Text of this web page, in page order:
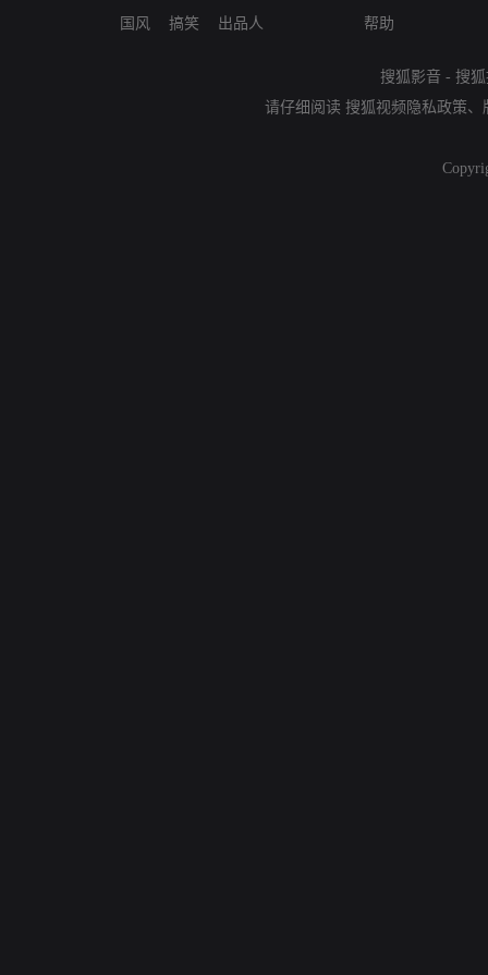
国风
搞笑
出品人
帮助
搜狐影音 - 搜
请仔细阅读 搜狐视频隐私政策、